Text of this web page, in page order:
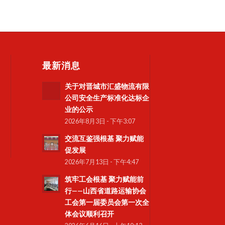
最新消息
关于对晋城市汇盛物流有限
公司安全生产标准化达标企
业的公示
2026年8月3日 - 下午3:07
交流互鉴强根基 聚力赋能
促发展
2026年7月13日 - 下午4:47
筑牢工会根基 聚力赋能前
行——山西省道路运输协会
工会第一届委员会第一次全
体会议顺利召开